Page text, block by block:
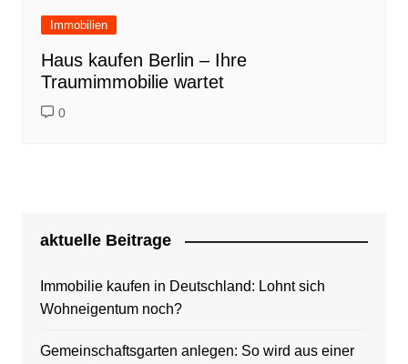
Immobilien
Haus kaufen Berlin – Ihre
Traumimmobilie wartet
0
aktuelle Beitrage
Immobilie kaufen in Deutschland: Lohnt sich
Wohneigentum noch?
Gemeinschaftsgarten anlegen: So wird aus einer